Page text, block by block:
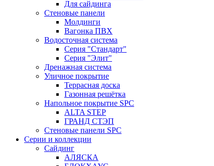
Для сайдинга
Стеновые панели
Молдинги
Вагонка ПВХ
Водосточная система
Серия "Стандарт"
Серия "Элит"
Дренажная система
Уличное покрытие
Террасная доска
Газонная решётка
Напольное покрытие SPC
ALTA STEP
ГРАНД СТЭП
Стеновые панели SPC
Серии и коллекции
Сайдинг
АЛЯСКА